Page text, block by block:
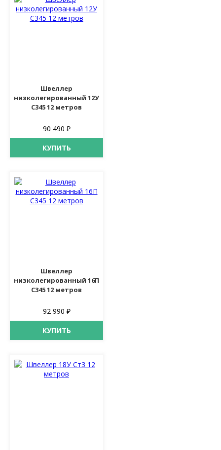
Швеллер
низколегированный 12У
С345 12 метров
90 490 ₽
КУПИТЬ
Швеллер
низколегированный 16П
С345 12 метров
92 990 ₽
КУПИТЬ